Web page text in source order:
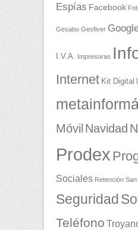
Espías Facebook
Gesabo Gesfiver
I.V.A. Impresoras
Internet Kit Digital
Móvil Navidad
Prodex
Sociales Retención San
Seguridad
Teléfono